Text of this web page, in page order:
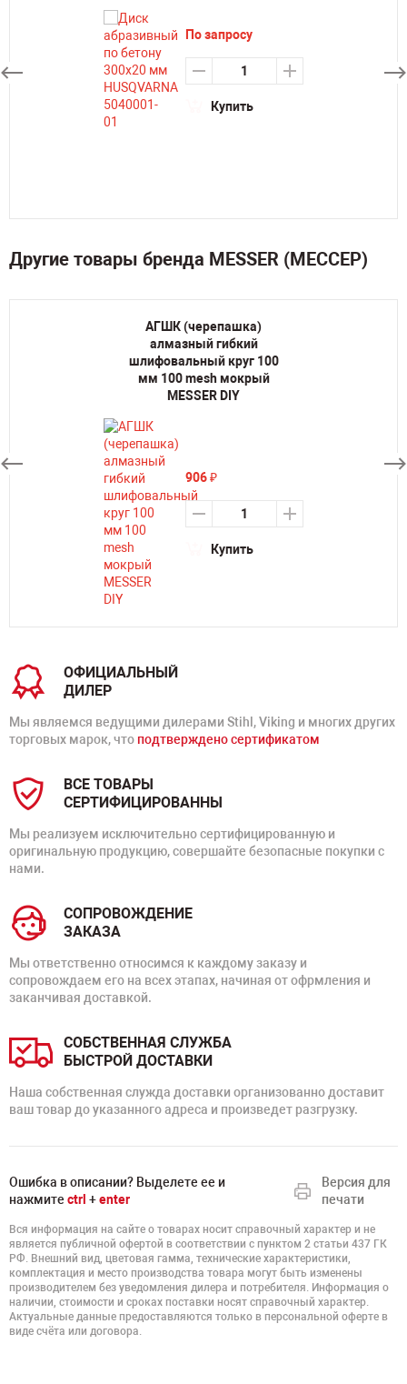
По запросу
Купить
Другие товары бренда MESSER (МЕССЕР)
АГШК (черепашка)
алмазный гибкий
шлифовальный круг 100
мм 100 mesh мокрый
MESSER DIY
906₽
Купить
ОФИЦИАЛЬНЫЙ
ДИЛЕР
Мы являемся ведущими дилерами Stihl, Viking и многих других
торговых марок, что подтверждено сертификатом
ВСЕ ТОВАРЫ
СЕРТИФИЦИРОВАННЫ
Мы реализуем исключительно сертифицированную и
оригинальную продукцию, совершайте безопасные покупки с
нами.
СОПРОВОЖДЕНИЕ
ЗАКАЗА
Мы ответственно относимся к каждому заказу и
сопровождаем его на всех этапах, начиная от офрмления и
заканчивая доставкой.
СОБСТВЕННАЯ СЛУЖБА
БЫСТРОЙ ДОСТАВКИ
Наша собственная служда доставки организованно доставит
ваш товар до указанного адреса и произведет разгрузку.
Ошибка в описании? Выделете ее и
нажмите ctrl +enter
Версия для
печати
Вся информация на сайте о товарах носит справочный характер и не
является публичной офертой в соответствии с пунктом 2 статьи 437 ГК
РФ. Внешний вид, цветовая гамма, технические характеристики,
комплектация и место производства товара могут быть изменены
производителем без уведомления дилера и потребителя. Информация о
наличии, стоимости и сроках поставки носят справочный характер.
Актуальные данные предоставляются только в персональной оферте в
виде счёта или договора.